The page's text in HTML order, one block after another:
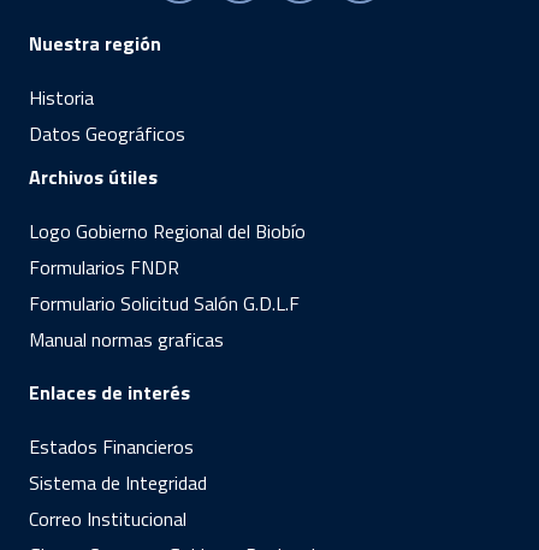
Nuestra región
Historia
Datos Geográficos
Archivos útiles
Logo Gobierno Regional del Biobío
Formularios FNDR
Formulario Solicitud Salón G.D.L.F
Manual normas graficas
Enlaces de interés
Estados Financieros
Sistema de Integridad
Correo Institucional